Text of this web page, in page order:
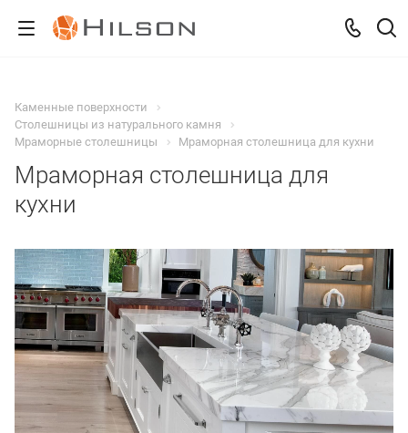
Каменные поверхности
Столешницы из натурального камня
Мраморные столешницы
Мраморная столешница для кухни
Мраморная столешница для
кухни